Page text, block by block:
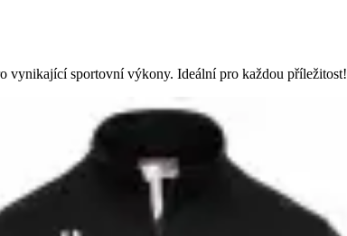
vynikající sportovní výkony. Ideální pro každou příležitost!